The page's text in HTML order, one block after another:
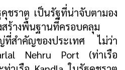
ชราต เป็นรัฐที่น่าจับตามอง
ร้างพื้นฐานที่ครอบคลุม
ที่สำคัญของประเทศ ไม่ว่า
Nehru Port (ท่าเรือ